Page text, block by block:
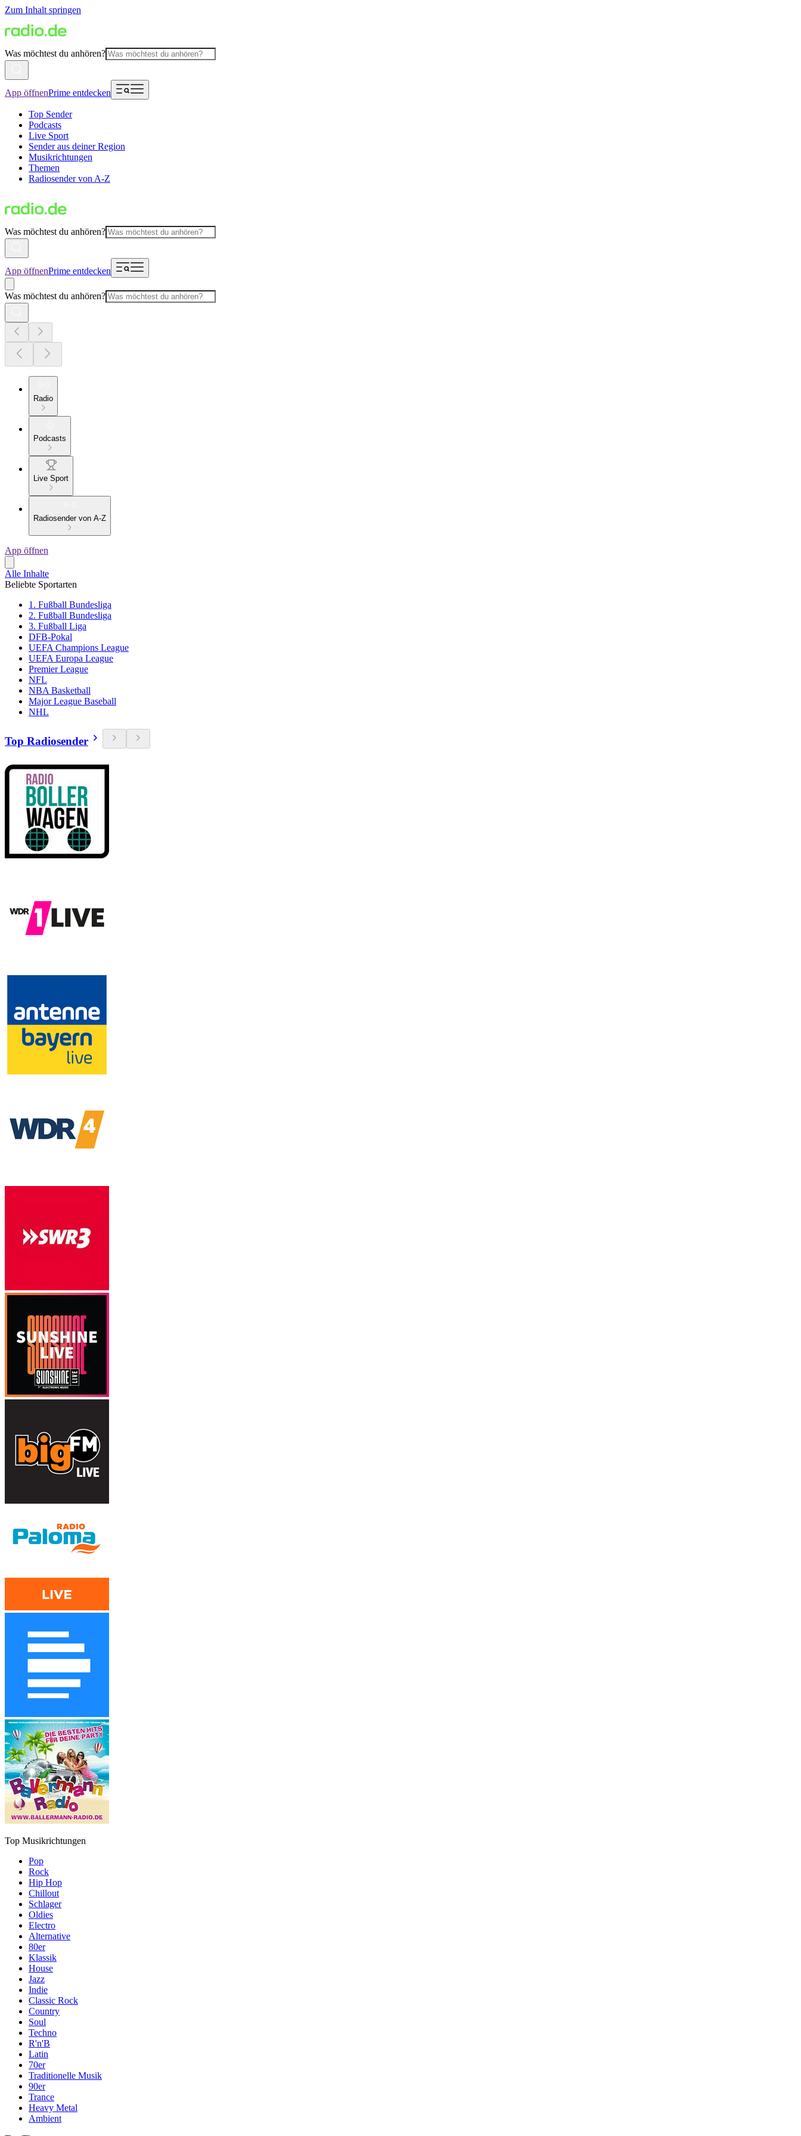
Zum Inhalt springen
Was möchtest du anhören?
App öffnenPrime entdecken
Top Sender
Podcasts
Live Sport
Sender aus deiner Region
Musikrichtungen
Themen
Radiosender von A-Z
Was möchtest du anhören?
App öffnenPrime entdecken
Was möchtest du anhören?
Radio
Podcasts
Live Sport
Radiosender von A-Z
App öffnen
Alle Inhalte
Beliebte Sportarten
1. Fußball Bundesliga
2. Fußball Bundesliga
3. Fußball Liga
DFB-Pokal
UEFA Champions League
UEFA Europa League
Premier League
NFL
NBA Basketball
Major League Baseball
NHL
Top Radiosender
Top Musikrichtungen
Pop
Rock
Hip Hop
Chillout
Schlager
Oldies
Electro
Alternative
80er
Klassik
House
Jazz
Indie
Classic Rock
Country
Soul
Techno
R'n'B
Latin
70er
Traditionelle Musik
90er
Trance
Heavy Metal
Ambient